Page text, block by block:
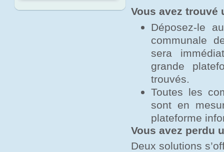
Vous avez trouvé
Déposez-le
communale
sera
grande
trouvés.
Toutes les
sont en
plateforme
Vous avez perdu
Deux solutions